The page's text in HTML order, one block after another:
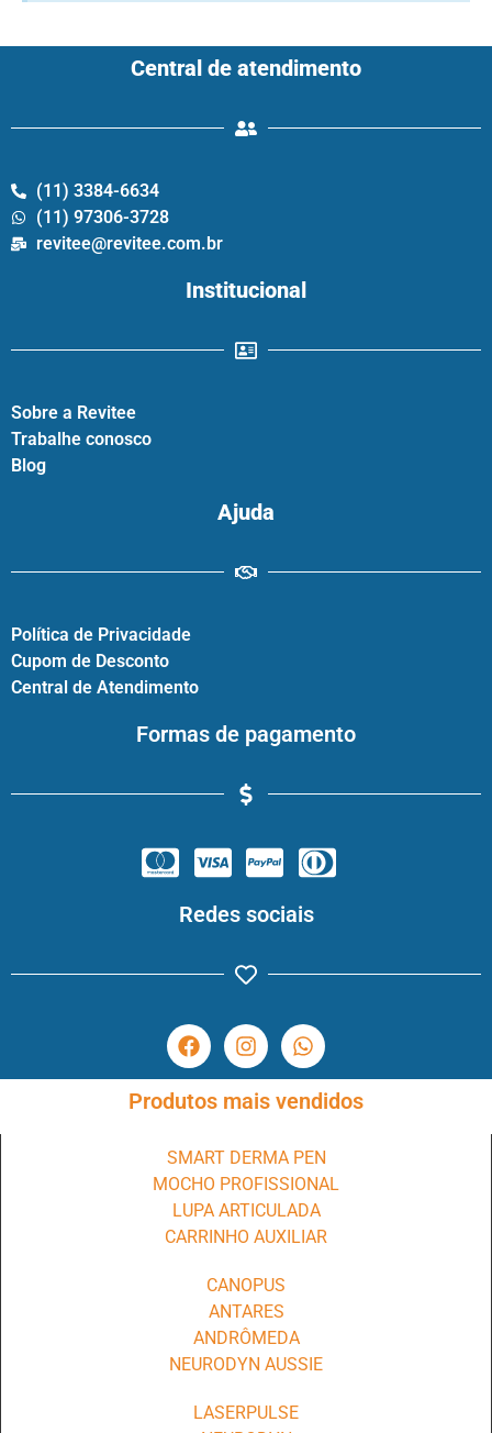
Central de atendimento
(11) 3384-6634
(11) 97306-3728
revitee@revitee.com.br
Institucional
Sobre a Revitee
Trabalhe conosco
Blog
Ajuda
Política de Privacidade
Cupom de Desconto
Central de Atendimento
Formas de pagamento
Redes sociais
Produtos mais vendidos
SMART DERMA PEN
MOCHO PROFISSIONAL
LUPA ARTICULADA
CARRINHO AUXILIAR
CANOPUS
ANTARES
ANDRÔMEDA
NEURODYN AUSSIE
LASERPULSE